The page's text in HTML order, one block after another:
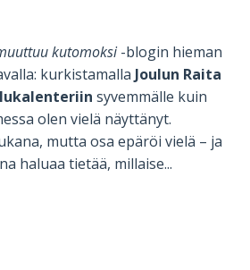
kutomoksi-blogin hieman
kurkistamalla Joulun Raita
syvemmälle kuin
olen vielä näyttänyt.
mutta osa epäröi vielä – ja
haluaa tietää, millaise...